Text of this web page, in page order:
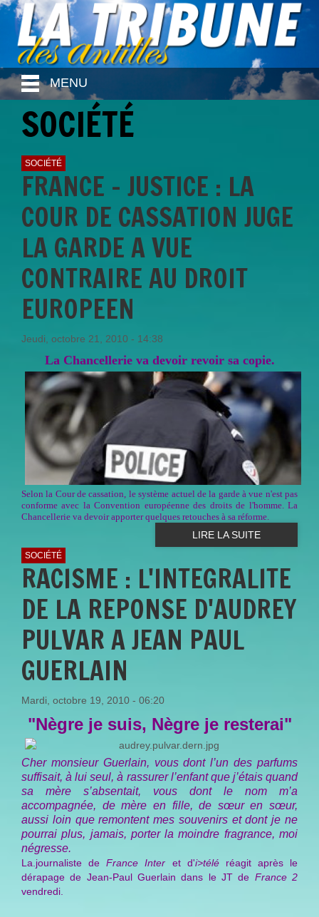
MENU
SOCIÉTÉ
SOCIÉTÉ
FRANCE - JUSTICE : LA
COUR DE CASSATION JUGE
LA GARDE A VUE
CONTRAIRE AU DROIT
EUROPEEN
Jeudi, octobre 21, 2010 - 14:38
La Chancellerie va devoir revoir sa copie.
Selon la Cour de cassation, le système actuel de la garde à vue n'est pas
conforme avec la Convention européenne des droits de l'homme. La
Chancellerie va devoir apporter quelques retouches à sa réforme.
LIRE LA SUITE
SOCIÉTÉ
RACISME : L'INTEGRALITE
DE LA REPONSE D'AUDREY
PULVAR A JEAN PAUL
GUERLAIN
Mardi, octobre 19, 2010 - 06:20
"Nègre je suis, Nègre je resterai"
Cher monsieur Guerlain, vous dont l’un des parfums
suffisait, à lui seul, à rassurer l’enfant que j’étais quand
sa mère s’absentait, vous dont le nom m’a
accompagnée, de mère en fille, de sœur en sœur,
aussi loin que remontent mes souvenirs et dont je ne
pourrai plus, jamais, porter la moindre fragrance, moi
négresse.
La.journaliste deFrance Inter et d'i>téléréagit après le
dérapage de Jean-Paul Guerlain dans le JT de France 2
vendredi.